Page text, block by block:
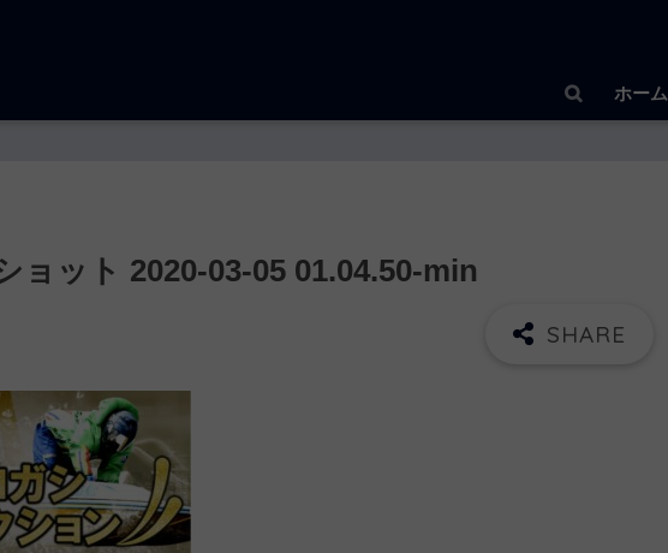
ホーム
ョット 2020-03-05 01.04.50-min